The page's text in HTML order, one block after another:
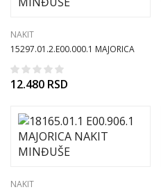
NAKIT
15297.01.2.E00.000.1 MAJORICA
NAKIT MINĐUŠE
12.480 RSD
NAKIT